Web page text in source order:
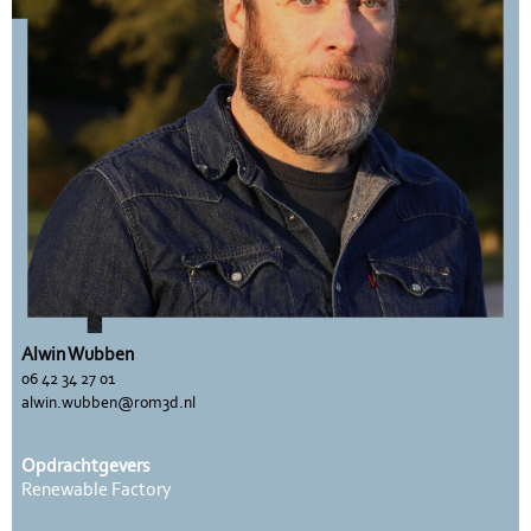
Alwin Wubben
06 42 34 27 01
alwin.wubben@rom3d.nl
Opdrachtgevers
Renewable Factory